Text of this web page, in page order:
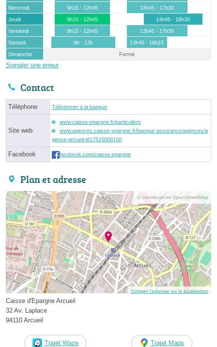
Mercredi
9h15 - 12h45
13h45 - 17h30
Jeudi
9h15 - 12h45
14h45 - 18h30
Vendredi
9h15 - 12h45
13h45 - 17h30
Samedi
9h - 13h
13h45 - 16h15
Dimanche
Fermé
Signaler une erreur
Contact
Téléphone Téléphoner à la banque
Site web
www.caisse-epargne.fr/particuliers
www.agences.caisse-epargne.fr/banque-assurance/agences/a
gence-arcueil-id17515000150
Facebook facebook.com/caisse.epargne
Plan et adresse
© contributeurs OpenStreetMap
Corriger l’adresse ou la localisation
Caisse d'Epargne Arcueil
32 Av. Laplace
94110 Arcueil
Trajet Waze Trajet Maps